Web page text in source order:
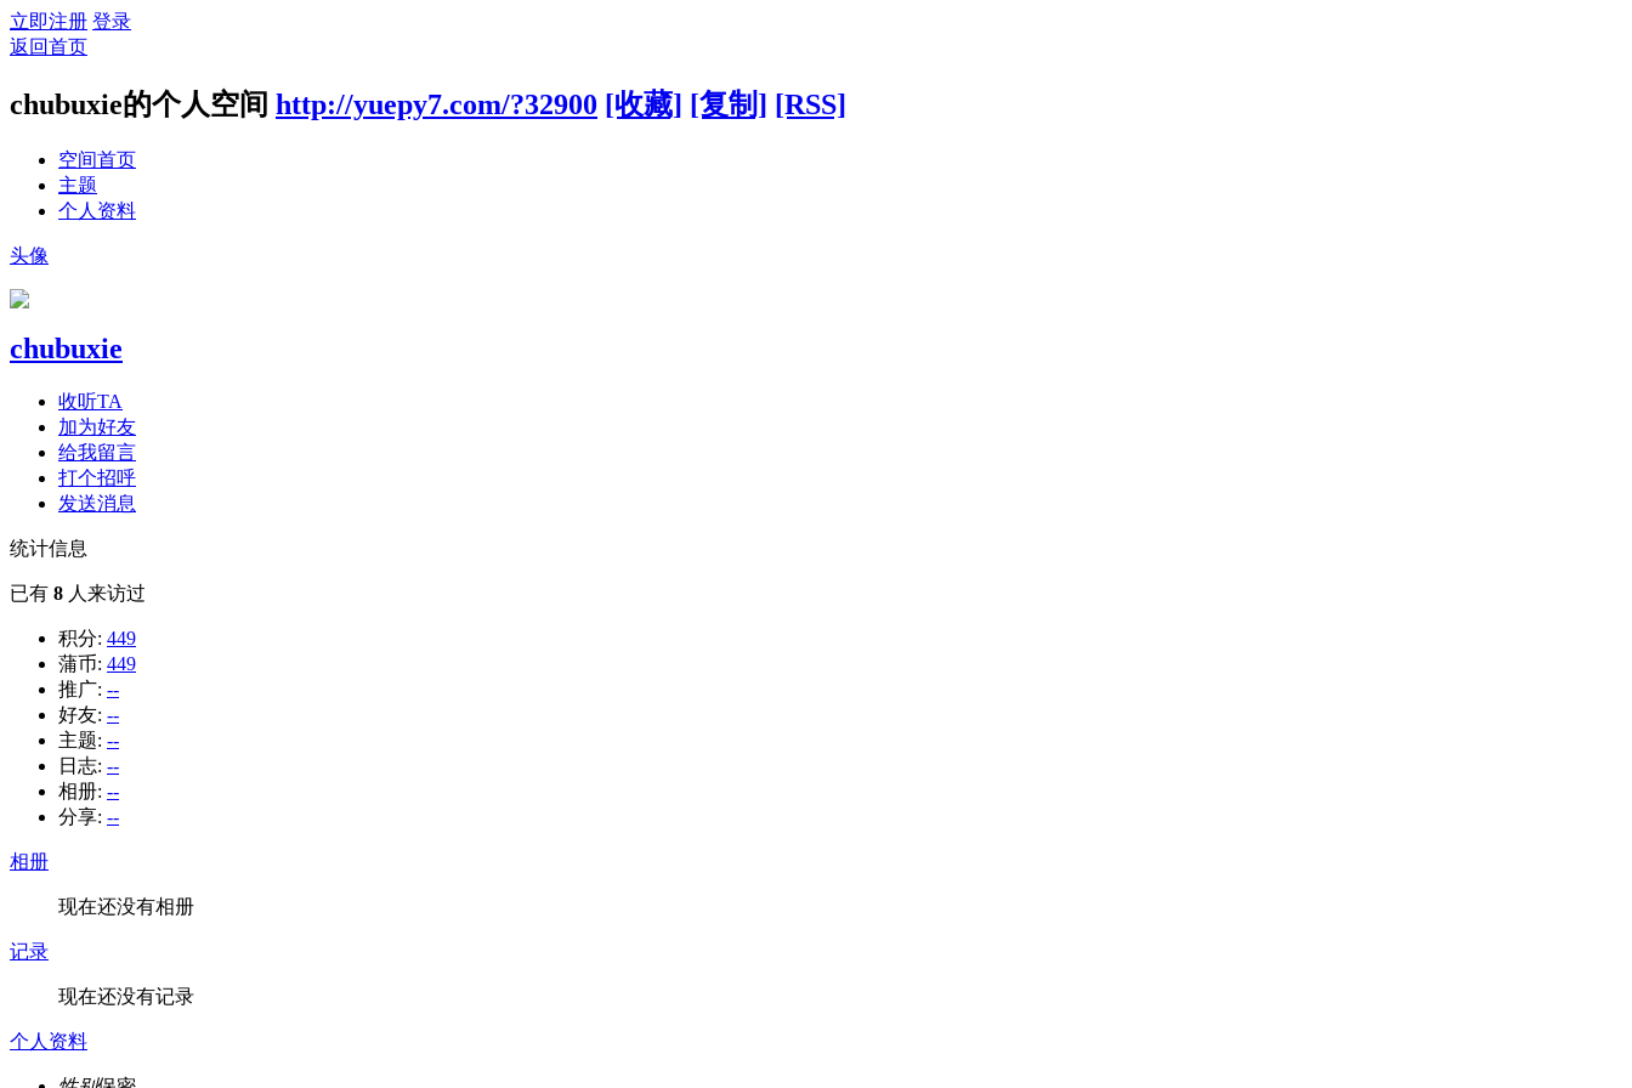
立即注册 登录
返回首页
chubuxie的个人空间 http://yuepy7.com/?32900 [收藏] [复制] [RSS]
空间首页
主题
个人资料
头像
chubuxie
收听TA
加为好友
给我留言
打个招呼
发送消息
统计信息
已有 8 人来访过
积分: 449
蒲币: 449
推广: --
好友: --
主题: --
日志: --
相册: --
分享: --
相册
现在还没有相册
记录
现在还没有记录
个人资料